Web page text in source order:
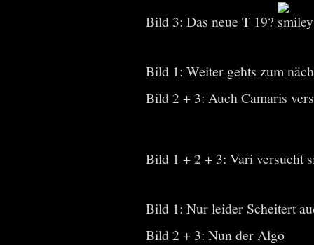
Bild 3: Das neue T 19?
Bild 1: Weiter gehts zum
Bild 2 + 3: Auch Camaris
Bild 1 + 2 + 3: Vari versucht
Bild 1: Nur leider Scheitert
Bild 2 + 3: Nun der Algo